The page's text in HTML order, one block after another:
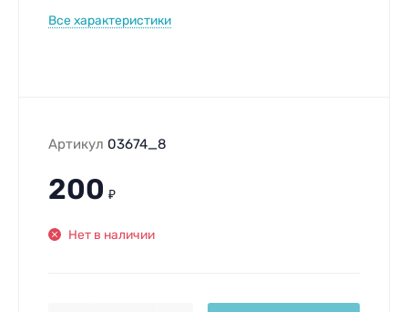
Все характеристики
Артикул 03674_8
200 ₽
Нет в наличии